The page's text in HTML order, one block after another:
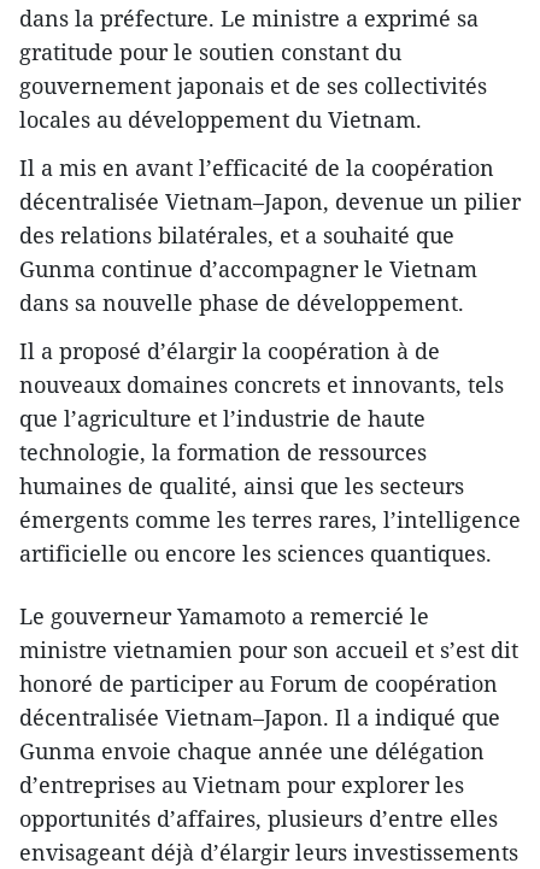
dans la préfecture. Le ministre a exprimé sa
gratitude pour le soutien constant du
gouvernement japonais et de ses collectivités
locales au développement du Vietnam.
Il a mis en avant l’efficacité de la coopération
décentralisée Vietnam–Japon, devenue un pilier
des relations bilatérales, et a souhaité que
Gunma continue d’accompagner le Vietnam
dans sa nouvelle phase de développement.
Il a proposé d’élargir la coopération à de
nouveaux domaines concrets et innovants, tels
que l’agriculture et l’industrie de haute
technologie, la formation de ressources
humaines de qualité, ainsi que les secteurs
émergents comme les terres rares, l’intelligence
artificielle ou encore les sciences quantiques.
Le gouverneur Yamamoto a remercié le
ministre vietnamien pour son accueil et s’est dit
honoré de participer au Forum de coopération
décentralisée Vietnam–Japon. Il a indiqué que
Gunma envoie chaque année une délégation
d’entreprises au Vietnam pour explorer les
opportunités d’affaires, plusieurs d’entre elles
envisageant déjà d’élargir leurs investissements